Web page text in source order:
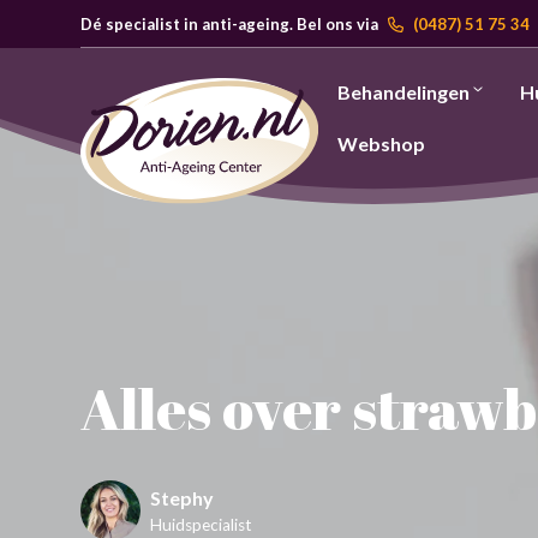
Dé specialist in anti-ageing. Bel ons via (0487) 51 75 34
Behandelingen
Webshop
Alles over
Stephy
Huidspecialist